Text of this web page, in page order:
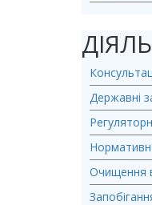
Державні
Очищення